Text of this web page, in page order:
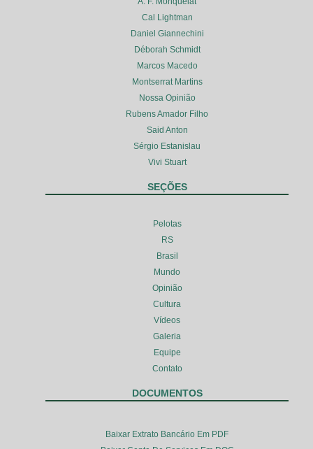
Cal Lightman
Daniel Giannechini
Déborah Schmidt
Marcos Macedo
Montserrat Martins
Nossa Opinião
Rubens Amador Filho
Said Anton
Sérgio Estanislau
Vivi Stuart
SEÇÕES
Pelotas
RS
Brasil
Mundo
Opinião
Cultura
Vídeos
Galeria
Equipe
Contato
DOCUMENTOS
Baixar Extrato Bancário Em PDF